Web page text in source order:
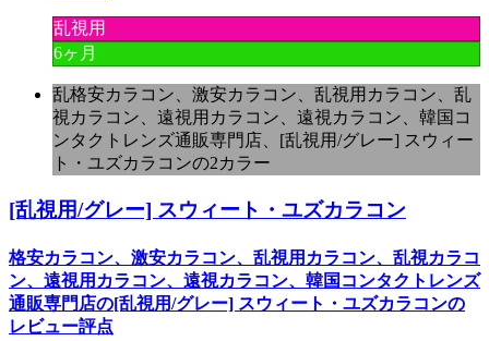
乱視用
6ヶ月
乱格安カラコン、激安カラコン、乱視用カラコン、乱
視カラコン、遠視用カラコン、遠視カラコン、韓国コ
ンタクトレンズ通販専門店、[乱視用/グレー] スウィー
ト・ユズカラコンの2カラー
[乱視用/グレー] スウィート・ユズカラコン
格安カラコン、激安カラコン、乱視用カラコン、乱視カラコ
ン、遠視用カラコン、遠視カラコン、韓国コンタクトレンズ
通販専門店の[乱視用/グレー] スウィート・ユズカラコンの
レビュー評点